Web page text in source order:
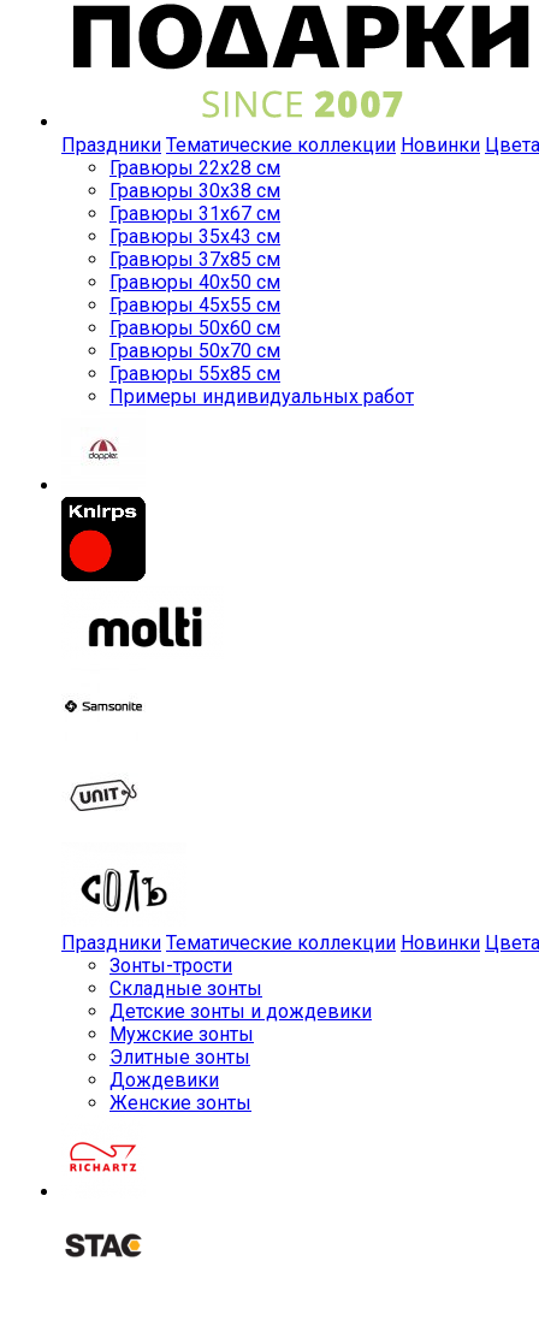
Праздники Тематические коллекции Новинки Цвета
Гравюры 22x28 см
Гравюры 30x38 см
Гравюры 31x67 см
Гравюры 35x43 см
Гравюры 37x85 см
Гравюры 40x50 см
Гравюры 45x55 см
Гравюры 50x60 см
Гравюры 50x70 см
Гравюры 55x85 см
Примеры индивидуальных работ
Праздники Тематические коллекции Новинки Цвета
Зонты-трости
Складные зонты
Детские зонты и дождевики
Мужские зонты
Элитные зонты
Дождевики
Женские зонты